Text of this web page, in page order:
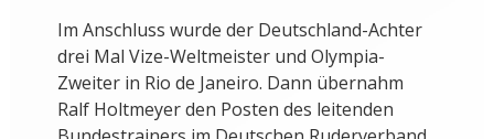
Im Anschluss wurde der Deutschland-Achter
drei Mal Vize-Weltmeister und Olympia-
Zweiter in Rio de Janeiro. Dann übernahm
Ralf Holtmeyer den Posten des leitenden